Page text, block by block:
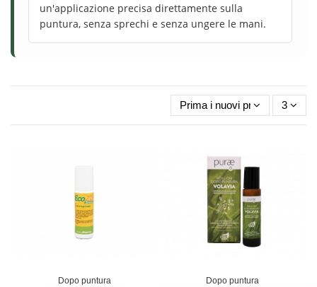
un'applicazione precisa direttamente sulla
puntura, senza sprechi e senza ungere le mani.
Prima i nuovi prodotti 3
Dopo puntura Dopo puntura